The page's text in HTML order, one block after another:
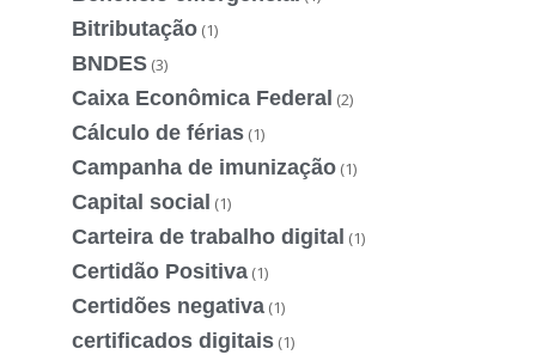
Bitributação (1)
BNDES (3)
Caixa Econômica Federal (2)
Cálculo de férias (1)
Campanha de imunização (1)
Capital social (1)
Carteira de trabalho digital (1)
Certidão Positiva (1)
Certidões negativa (1)
certificados digitais (1)